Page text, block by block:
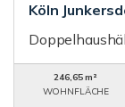
Köln
246,65 m²
WOHNFLÄCHE